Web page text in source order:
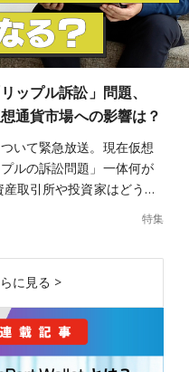
ップル訴訟」問題、
通貨市場への影響は？
いて緊急放送。現在仮想
ルの訴訟問題」一体何が
取引所や投資家はどう…
特集
に見る >